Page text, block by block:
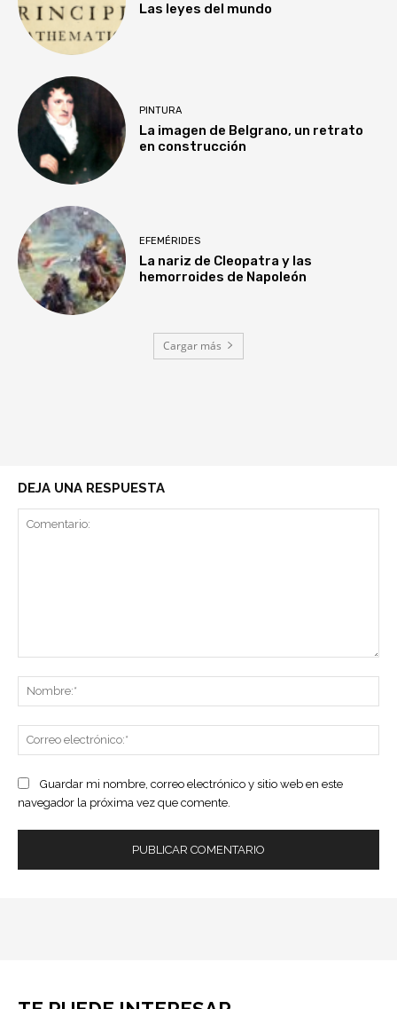
Las leyes del mundo
PINTURA
La imagen de Belgrano, un retrato
en construcción
EFEMÉRIDES
La nariz de Cleopatra y las
hemorroides de Napoleón
Cargar más
DEJA UNA RESPUESTA
Guardar mi nombre, correo electrónico y sitio web en este
navegador la próxima vez que comente.